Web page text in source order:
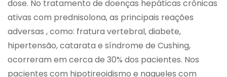
dose. No tratamento de doenças hepáticas crônicas
ativas com prednisolona, as principais reações
adversas , como: fratura vertebral, diabete,
hipertensão, catarata e síndrome de Cushing,
ocorreram em cerca de 30% dos pacientes. Nos
pacientes com hipotireoidismo e naqueles com